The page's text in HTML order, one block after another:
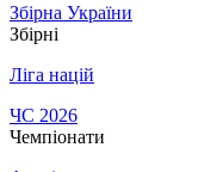
Збірна України
Збірні
Ліга націй
ЧС 2026
Чемпіонати